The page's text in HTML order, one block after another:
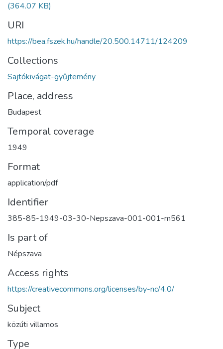
(364.07 KB)
URI
https://bea.fszek.hu/handle/20.500.14711/124209
Collections
Sajtókivágat-gyűjtemény
Place, address
Budapest
Temporal coverage
1949
Format
application/pdf
Identifier
385-85-1949-03-30-Nepszava-001-001-m561
Is part of
Népszava
Access rights
https://creativecommons.org/licenses/by-nc/4.0/
Subject
közúti villamos
Type